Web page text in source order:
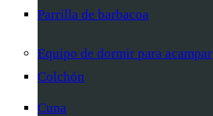
Parrilla de barbacoa
Equipo de dormir para acampar
Colchón
Cuna